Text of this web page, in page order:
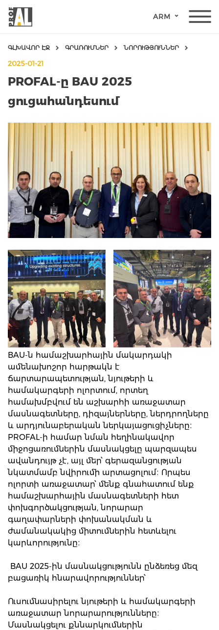
ARM
ՊԱՏՈՒՀԱՆՆԵՐ
ԱՊԱԿԵ
ԿՈՆՍՏՐՈՒԿՑԻԱՆԵՐ
ՖԱՍԱԴԱՅԻՆ
ԿՈՆՍՏՐՈՒԿՑԻԱՆԵՐ
ԱՅԼ
ԱՊՐԱՆՔՆԵՐ
ԿԱՀՈՒՅՔ
ՆԱԽԱԳԾԵՐ
ԳԼԽԱՎՈՐ ԷՋ ԳՐԱՌՈՒՄՆԵՐ ՆՈՐՈՒԹՅՈՒՆՆԵՐ
2025-01-21
PROFAL-ը BAU 2025
ցուցահանդեսում
BAU-ն համաշխարհային մակարդակի
ամենախոշոր հարթակն է
ճարտարապետության, նյութերի և
համակարգերի ոլորտում, որտեղ
համախմբվում են աշխարհի առաջատար
մասնագետները, դիզայներները, ներդրողները
և արդյունաբերական ներկայացուցիչները։
PROFAL-ի համար նման հեղինակավոր
միջոցառումներին մասնակցելը պարզապես
ավանդույթ չէ, այլ մեր՝ գերազանցության
նկատմամբ նվիրումի արտացոլում։ Որպես
ոլորտի առաջատար՝ մենք գնահատում ենք
համաշխարհային մասնագետների հետ
փոխգործակցության, նորարար
գաղափարների փոխանակման և
ժամանակակից միտումներին հետևելու
կարևորությունը։
BAU 2025-ին մասնակցությունն ընձեռեց մեզ
բացառիկ հնարավորություններ՝
Ուսումնասիրելու նյութերի և համակարգերի
առաջատար նորարարությունները։
Մասնակցելու քննարկումներին